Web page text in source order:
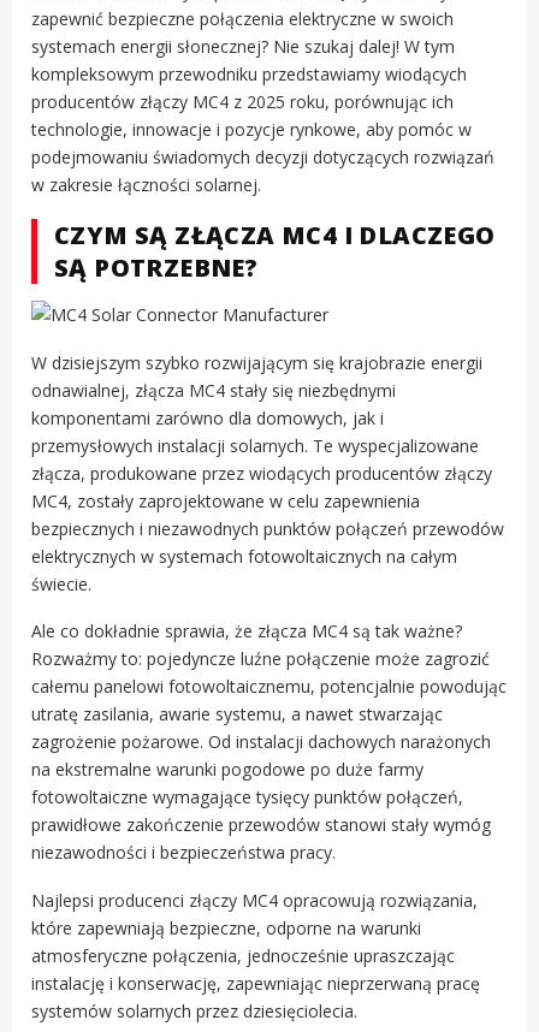
zapewnić bezpieczne połączenia elektryczne w swoich
systemach energii słonecznej? Nie szukaj dalej! W tym
kompleksowym przewodniku przedstawiamy wiodących
producentów złączy MC4 z 2025 roku, porównując ich
technologie, innowacje i pozycje rynkowe, aby pomóc w
podejmowaniu świadomych decyzji dotyczących rozwiązań
w zakresie łączności solarnej.
CZYM SĄ ZŁĄCZA MC4 I DLACZEGO
SĄ POTRZEBNE?
W dzisiejszym szybko rozwijającym się krajobrazie energii
odnawialnej, złącza MC4 stały się niezbędnymi
komponentami zarówno dla domowych, jak i
przemysłowych instalacji solarnych. Te wyspecjalizowane
złącza, produkowane przez wiodących producentów złączy
MC4, zostały zaprojektowane w celu zapewnienia
bezpiecznych i niezawodnych punktów połączeń przewodów
elektrycznych w systemach fotowoltaicznych na całym
świecie.
Ale co dokładnie sprawia, że złącza MC4 są tak ważne?
Rozważmy to: pojedyncze luźne połączenie może zagrozić
całemu panelowi fotowoltaicznemu, potencjalnie powodując
utratę zasilania, awarie systemu, a nawet stwarzając
zagrożenie pożarowe. Od instalacji dachowych narażonych
na ekstremalne warunki pogodowe po duże farmy
fotowoltaiczne wymagające tysięcy punktów połączeń,
prawidłowe zakończenie przewodów stanowi stały wymóg
niezawodności i bezpieczeństwa pracy.
Najlepsi producenci złączy MC4 opracowują rozwiązania,
które zapewniają bezpieczne, odporne na warunki
atmosferyczne połączenia, jednocześnie upraszczając
instalację i konserwację, zapewniając nieprzerwaną pracę
systemów solarnych przez dziesięciolecia.